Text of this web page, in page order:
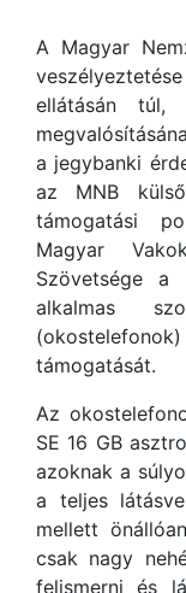
A Magyar
ellátásán túl,
a jegybanki
az MNB
támogatási
Magyar
Szövetsége a
alkalmas
támogatását.
Az
SE 16 GB
azoknak a
a teljes
mellett
csak nagy
felismerni és